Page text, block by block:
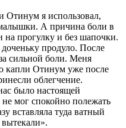
Отинум я использовал,
А причина боли в
прогулку и без шапочки.
продуло. После
сильной боли. Меня
капли Отинум уже после
облегчение.
было настоящей
не мог спокойно полежать
вставляла туда ватный